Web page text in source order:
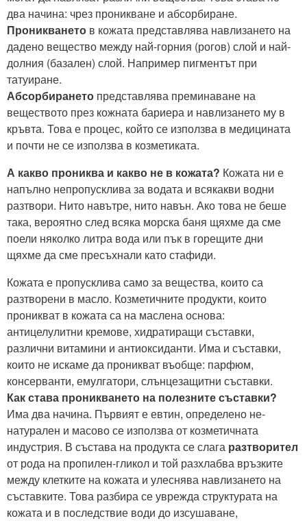
два начина: чрез проникване и абсорбиране.
Проникването в кожата представлява навлизането на
дадено вещество между най-горния (рогов) слой и най-
долния (базален) слой. Например пигментът при
татуиране.
Абсорбирането представлява преминаване на
веществото през кожната бариера и навлизането му в
кръвта. Това е процес, който се използва в медицината
и почти не се използва в козметиката.
А какво прониква и какво не в кожата? Кожата ни е
напълно непропусклива за водата и всякакви водни
разтвори. Нито навътре, нито навън. Ако това не беше
така, вероятно след всяка морска баня щяхме да сме
поели няколко литра вода или пък в горещите дни
щяхме да сме пресъхнали като стафиди.
Кожата е пропусклива само за вещества, които са
разтворени в масло. Козметичните продукти, които
проникват в кожата са на маслена основа:
антицелулитни кремове, хидратиращи съставки,
различни витамини и антиоксиданти. Има и съставки,
които не искаме да проникват въобще: парфюм,
консерванти, емулгатори, слънцезащитни съставки.
Как става проникването на полезните съставки?
Има два начина. Първият е евтин, определено не-
натурален и масово се използва от козметичната
индустрия. В състава на продукта се слага разтворител
от рода на пропилен-гликол и той разхлабва връзките
между клетките на кожата и улеснява навлизането на
съставките. Това разбира се уврежда структурата на
кожата и в последствие води до изсушаване,